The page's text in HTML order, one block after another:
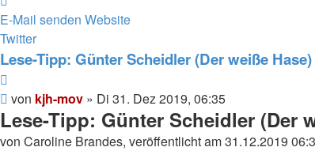
von
kjh-
mov
E-Mail senden Website
Twitter
Lese-Tipp: Günter Scheidler (Der weiße
Beitrag
von kjh-mov » Di 31. Dez 2019, 06:35
Lese-Tipp: Günter Scheidler (Der
von Caroline Brandes, veröffentlicht am 31.12.2019